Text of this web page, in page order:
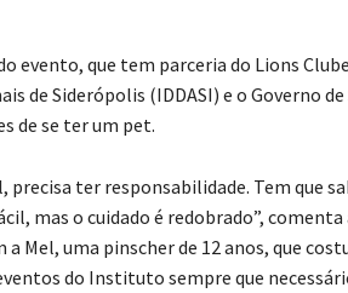
evento, que tem parceria do Lions
de Siderópolis (IDDASI) e o
de se ter um pet.
precisa ter responsabilidade. Tem que
mas o cuidado é redobrado”,
Mel, uma pinscher de 12 anos, que
do Instituto sempre que